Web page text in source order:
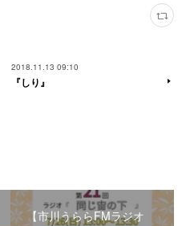
2018.11.13 09:10
『しり』
【市川うららFMラジオ